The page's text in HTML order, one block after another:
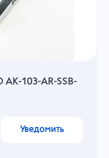
AK-103-AR-SSB-
Уведомить